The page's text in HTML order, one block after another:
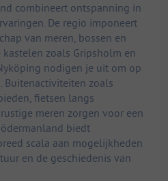
combineert ontspanning in
De regio imponeert
van meren, bossen en
zoals Gripsholm en
nodigen je uit om op
Buitenactiviteiten zoals
fietsen langs
meren zorgen voor een
biedt
scala aan mogelijkheden
en de geschiedenis van